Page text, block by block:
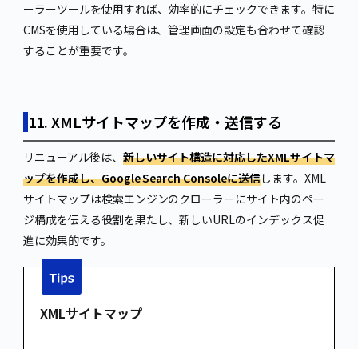
ーラーツールを使用すれば、効率的にチェックできます。特に
CMSを使用している場合は、管理画面の設定も合わせて確認
することが重要です。
11. XMLサイトマップを作成・送信する
リニューアル後は、 新しいサイト構造に対応したXMLサイトマ
ップを作成し、Google Search Consoleに送信します。XML
サイトマップは検索エンジンのクローラーにサイト内のペー
ジ構成を伝える役割を果たし、新しいURLのインデックス促
進に効果的です。
XMLサイトマップ